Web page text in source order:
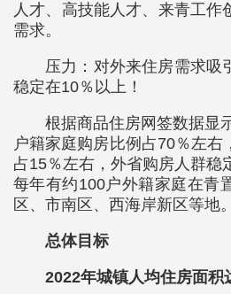
人才、高技能人才、来青工作
需求。
压力：对外来住房需求吸
稳定在10％以上！
根据商品住房网签数据显
户籍家庭购房比例占70％左右
占15％左右，外省购房人群稳
每年有约100户外籍家庭在青
区、市南区、西海岸新区等地。
总体目标
2022年城镇人均住房面积